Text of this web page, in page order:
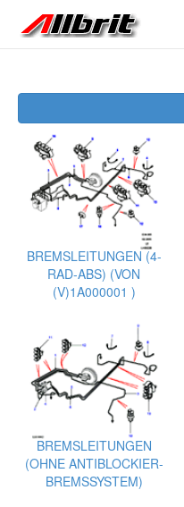
BREMSLEITUNGEN (4-
RAD-ABS) (VON
(V)1A000001 )
BREMSLEITUNGEN
(OHNE ANTIBLOCKIER-
BREMSSYSTEM)